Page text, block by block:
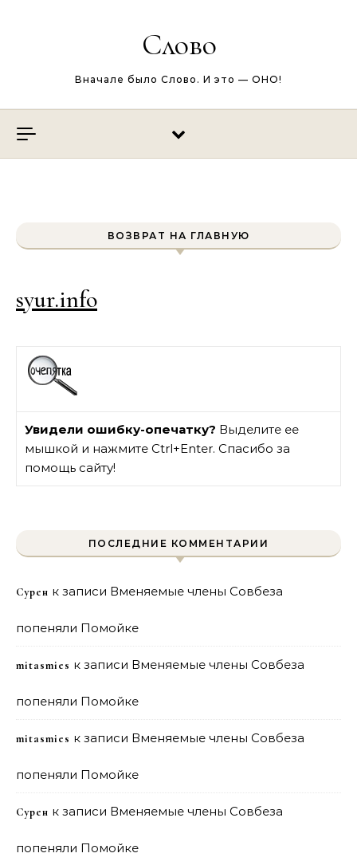
Слово
Вначале было Слово. И это — ОНО!
ВОЗВРАТ НА ГЛАВНУЮ
syur.info
Увидели ошибку-опечатку? Выделите ее
мышкой и нажмите Ctrl+Enter. Спасибо за
помощь сайту!
ПОСЛЕДНИЕ КОММЕНТАРИИ
Сурен к записи Вменяемые члены Совбеза
попеняли Помойке
mitasmies к записи Вменяемые члены Совбеза
попеняли Помойке
mitasmies к записи Вменяемые члены Совбеза
попеняли Помойке
Сурен к записи Вменяемые члены Совбеза
попеняли Помойке